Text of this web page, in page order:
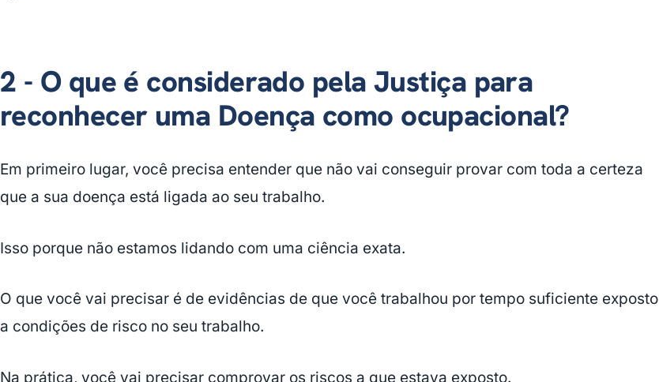
2 - O que é considerado pela Justiça para
reconhecer uma Doença como ocupacional?
Em primeiro lugar, você precisa entender que não vai conseguir provar com toda a certeza
que a sua doença está ligada ao seu trabalho.
Isso porque não estamos lidando com uma ciência exata.
O que você vai precisar é de evidências de que você trabalhou por tempo suficiente exposto
a condições de risco no seu trabalho.
Na prática, você vai precisar comprovar os riscos a que estava exposto.